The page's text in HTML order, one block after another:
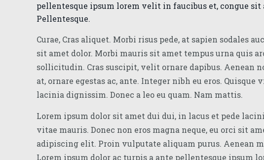
pellentesque ipsum lorem velit in faucibus et, congue sit
Pellentesque.
Curae, Cras aliquet. Morbi risus pede, at sapien sodales
sit amet dolor. Morbi mauris sit amet tempus urna quis
sollicitudin. Cras suscipit, velit ornare dapibus. Aenean
at, ornare egestas ac, ante. Integer nibh eu eros. Quisque
lacinia dignissim. Donec a leo eu quam. Nam mattis.
Lorem ipsum dolor sit amet dui dui, in lacus et pede
vitae mauris. Donec non eros magna neque, eu orci sit
adipiscing elit. Proin vulputate aliquam purus. Aenean
Lorem ipsum dolor ac turpis a ante pellentesque ipsum